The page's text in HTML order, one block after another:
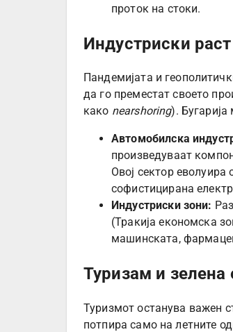
проток на стоки.
Индустриски
Пандемијата и
да го преместат своето
како nearshoring).
Автомобилска
произведуваат
Овој сектор
софистицирана
Индустриски зони:
(Тракија економска
машинската,
Туризам и зелена
Туризмот останува важен
потпира само на летните